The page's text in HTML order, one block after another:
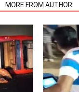
MORE FROM AUTHOR